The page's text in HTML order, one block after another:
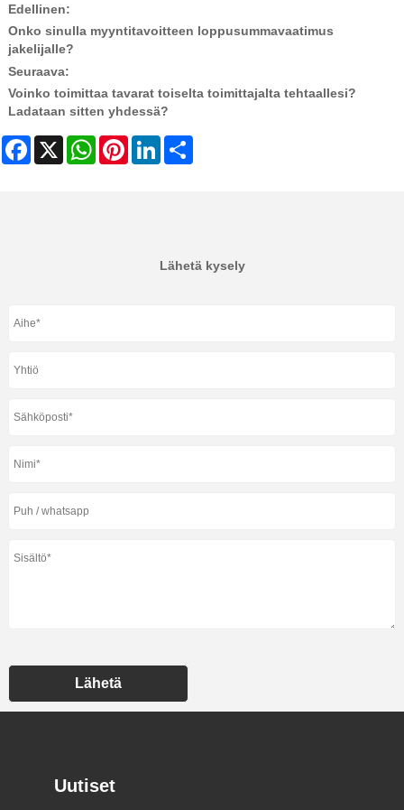
Edellinen:
Onko sinulla myyntitavoitteen loppusummavaatimus
jakelijalle?
Seuraava:
Voinko toimittaa tavarat toiselta toimittajalta tehtaallesi?
Ladataan sitten yhdessä?
Facebook WhatsAppPinterestLinkedIn
Lähetä kysely
Lähetä
Uutiset